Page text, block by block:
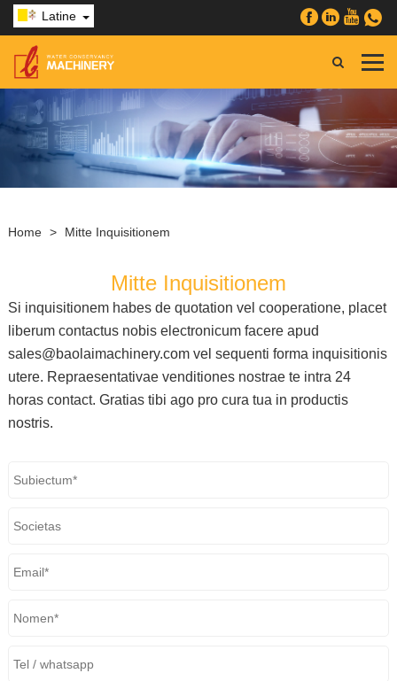
Latine
Home > Mitte Inquisitionem
Mitte Inquisitionem
Si inquisitionem habes de quotation vel cooperatione, placet
liberum contactus nobis electronicum facere apud
sales@baolaimachinery.com vel sequenti forma inquisitionis
utere. Repraesentativae venditiones nostrae te intra 24
horas contact. Gratias tibi ago pro cura tua in productis
nostris.